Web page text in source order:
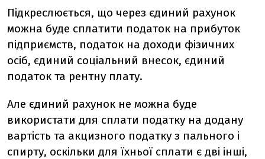
Підкреслюється, що через єдиний рахунок
можна буде сплатити податок на прибуток
підприємств, податок на доходи фізичних
осіб, єдиний соціальний внесок, єдиний
податок та рентну плату.
Але єдиний рахунок не можна буде
використати для сплати податку на додану
вартість та акцизного податку з пального і
спирту, оскільки для їхньої сплати є дві інші,